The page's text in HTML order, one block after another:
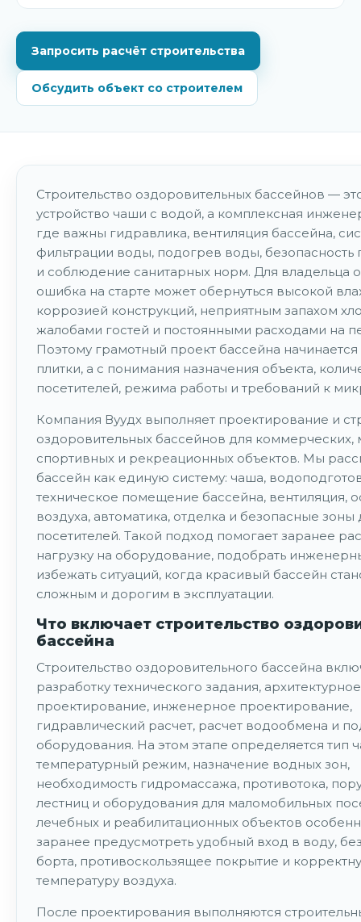
Запросить расчёт строительства
Обсудить объект со строителем
Строительство оздоровительных бассейнов —
устройство чаши с водой, а комплексная
где важны гидравлика, вентиляция бассейна,
фильтрации воды, подогрев воды, безопасность
и соблюдение санитарных норм. Для владельца
ошибка на старте может обернуться высокой
коррозией конструкций, неприятным запахом
жалобами гостей и постоянными расходами на
Поэтому грамотный проект бассейна
плитки, а с понимания назначения объекта,
посетителей, режима работы и требований к
Компания Вуудх выполняет проектирование и
оздоровительных бассейнов для коммерческих,
спортивных и рекреационных объектов. Мы
бассейн как единую систему: чаша,
техническое помещение бассейна, вентиляция,
воздуха, автоматика, отделка и безопасные
посетителей. Такой подход помогает заранее
нагрузку на оборудование, подобрать
избежать ситуаций, когда красивый бассейн
сложным и дорогим в эксплуатации.
Что включает строительство
бассейна
Строительство оздоровительного бассейна
разработку технического задания, архитектурное
проектирование, инженерное проектирование,
гидравлический расчет, расчет водообмена и
оборудования. На этом этапе определяется тип
температурный режим, назначение водных зон,
необходимость гидромассажа, противотока,
лестниц и оборудования для маломобильных
лечебных и реабилитационных объектов
заранее предусмотреть удобный вход в воду,
борта, противоскользящее покрытие и
температуру воздуха.
После проектирования выполняются